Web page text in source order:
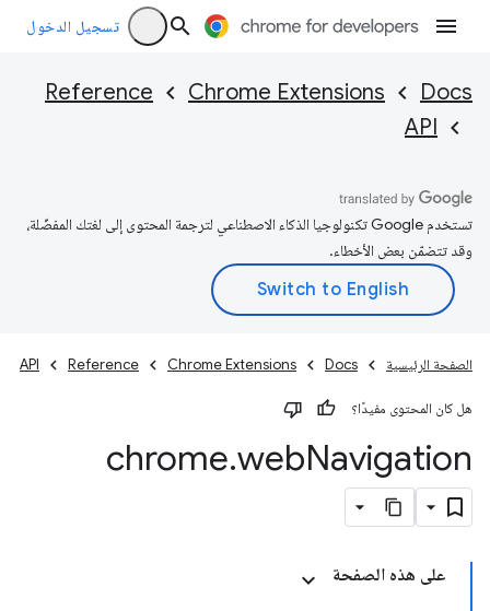
تسجيل الدخول
Docs
Chrome Extensions
Reference
API
تستخدم Google تكنولوجيا الذكاء الاصطناعي لترجمة المحتوى إلى لغتك المفضّلة،
وقد تتضمّن بعض الأخطاء.
الصفحة الرئيسية Docs
Chrome Extensions
Reference
API
هل كان المحتوى مفيدًا؟
chrome.webNavigation
على هذه الصفحة